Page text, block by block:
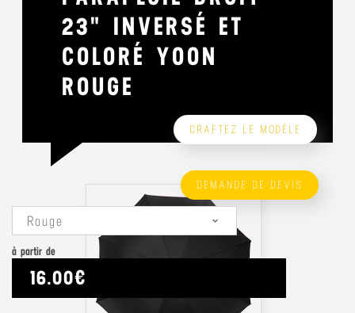
23" INVERSÉ ET
COLORÉ YOON
ROUGE
CRAFTEZ LE MODÈLE
DEMANDE DE DEVIS
Rouge
à partir de
16.00€